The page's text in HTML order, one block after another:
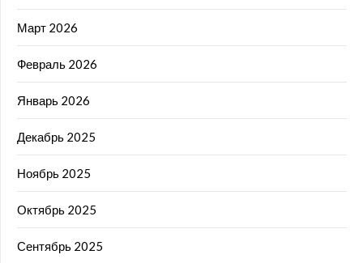
Март 2026
Февраль 2026
Январь 2026
Декабрь 2025
Ноябрь 2025
Октябрь 2025
Сентябрь 2025